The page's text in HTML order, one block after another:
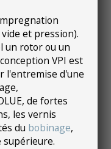
mpregnation
et pression).
un rotor ou un
VPI est
l'entremise d'une
de fortes
les vernis
du bobinage,